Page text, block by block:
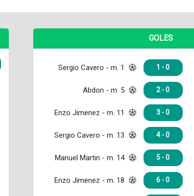
GOLES
Sergio Cavero - m. 1 1 - 0
Abdon - m. 5 2 - 0
Enzo Jimenez - m. 11 3 - 0
Sergio Cavero - m. 13 4 - 0
Manuel Martin - m. 14 5 - 0
Enzo Jimenez - m. 18 6 - 0